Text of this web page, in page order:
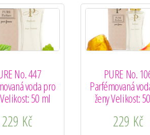
No. 447
voda pro
50 ml
229 Kč
PURE No.
Parfémovaná
ženy Velikost:
229 Kč